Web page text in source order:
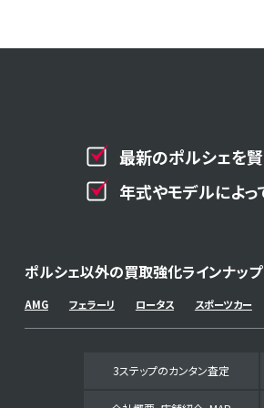
最新のポルシェを賢
年式やモデルによっ
ポルシェ以外の買取強化ラインナップ
AMG フェラーリ ロータス スポーツカー
3ステップのカンタン査定